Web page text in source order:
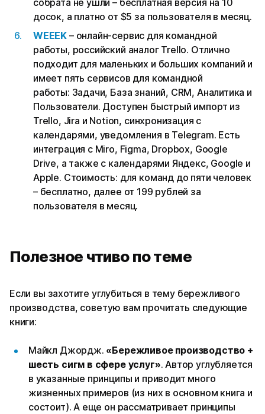
досок, а платно от $5 за пользователя в месяц.
WEEEK – онлайн-сервис для командной
работы, российский аналог Trello. Отлично
подходит для маленьких и больших компаний и
имеет пять сервисов для командной
работы: Задачи, База знаний, CRM, Аналитика и
Пользователи. Доступен быстрый импорт из
Trello, Jira и Notion, синхронизация с
календарями, уведомления в Telegram. Есть
интеграция с Miro, Figma, Dropbox, Google
Drive, а также с календарями Яндекс, Google и
Apple. Стоимость: для команд до пяти человек
– бесплатно, далее от 199 рублей за
пользователя в месяц.
Полезное чтиво по теме
Если вы захотите углубиться в тему бережливого
производства, советую вам прочитать следующие
книги:
Майкл Джордж. «Бережливое производство +
шесть сигм в сфере услуг». Автор углубляется
в указанные принципы и приводит много
жизненных примеров (из них в основном книга и
состоит). А еще он рассматривает принципы